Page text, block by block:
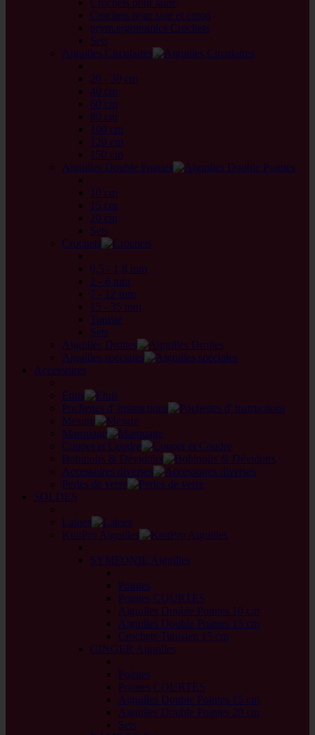
Crochets pour laine
Crochets pour soie et coton
prym.ergonomics Crochets
Sets
Aiguilles Circulaires
20 - 30 cm
40 cm
60 cm
80 cm
100 cm
120 cm
150 cm
Aiguilles Double Pointes
10 cm
15 cm
20 cm
Sets
Crochets
0,5 - 1,8 mm
2 - 6 mm
7 - 12 mm
15 - 35 mm
Tunisie
Sets
Aiguilles Droites
Aiguilles spéciales
Accessoires
Etuis
Pochettes d' instructions
Mesure
Marquage
Couper et Coudre
Bobinoirs & Dévidoirs
Accessoires diverses
Perles de verre
SOLDES
Laines
KnitPro Aiguilles
SYMFONIE Aiguilles
Pointes
Pointes COURTES
Aiguilles Double Pointes 10 cm
Aiguilles Double Pointes 15 cm
Crochets Tunisien 15 cm
GINGER Aiguilles
Pointes
Pointes COURTES
Aiguilles Double Pointes 15 cm
Aiguilles Double Pointes 20 cm
Sets